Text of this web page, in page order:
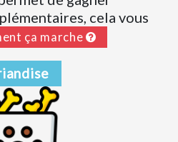
cela vous
ça marche